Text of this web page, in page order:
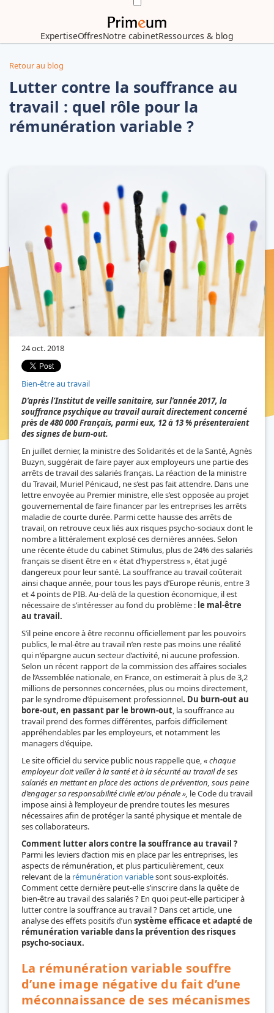
ExpertiseOffresNotre cabinetRessources & blog
Retour au blog
Lutter contre la souffrance au
travail : quel rôle pour la
rémunération variable ?
24 oct. 2018
Bien-être au travail
D’après l’Institut de veille sanitaire, sur l’année 2017, la
souffrance psychique au travail aurait directement concerné
près de 480 000 Français, parmi eux, 12 à 13 % présenteraient
des signes de burn-out.
En juillet dernier, la ministre des Solidarités et de la Santé, Agnès
Buzyn, suggérait de faire payer aux employeurs une partie des
arrêts de travail des salariés français. La réaction de la ministre
du Travail, Muriel Pénicaud, ne s’est pas fait attendre. Dans une
lettre envoyée au Premier ministre, elle s’est opposée au projet
gouvernemental de faire financer par les entreprises les arrêts
maladie de courte durée. Parmi cette hausse des arrêts de
travail, on retrouve ceux liés aux risques psycho-sociaux dont le
nombre a littéralement explosé ces dernières années. Selon
une récente étude du cabinet Stimulus, plus de 24% des salariés
français se disent être en « état d’hyperstress », état jugé
dangereux pour leur santé. La souffrance au travail coûterait
ainsi chaque année, pour tous les pays d’Europe réunis, entre 3
et 4 points de PIB. Au-delà de la question économique, il est
nécessaire de s’intéresser au fond du problème : le mal-être
au travail.
S’il peine encore à être reconnu officiellement par les pouvoirs
publics, le mal-être au travail n’en reste pas moins une réalité
qui n’épargne aucun secteur d’activité, ni aucune profession.
Selon un récent rapport de la commission des affaires sociales
de l’Assemblée nationale, en France, on estimerait à plus de 3,2
millions de personnes concernées, plus ou moins directement,
par le syndrome d’épuisement professionnel. Du burn-out au
bore-out, en passant par le brown-out, la souffrance au
travail prend des formes différentes, parfois difficilement
appréhendables par les employeurs, et notamment les
managers d’équipe.
Le site officiel du service public nous rappelle que,« chaque
employeur doit veiller à la santé et à la sécurité au travail de ses
salariés en mettant en place des actions de prévention, sous peine
d’engager sa responsabilité civile et/ou pénale », le Code du travail
impose ainsi à l’employeur de prendre toutes les mesures
nécessaires afin de protéger la santé physique et mentale de
ses collaborateurs.
Comment lutter alors contre la souffrance au travail ?
Parmi les leviers d’action mis en place par les entreprises, les
aspects de rémunération, et plus particulièrement, ceux
relevant de la rémunération variablesont sous-exploités.
Comment cette dernière peut-elle s’inscrire dans la quête de
bien-être au travail des salariés ? En quoi peut-elle participer à
lutter contre la souffrance au travail ? Dans cet article, une
analyse des effets positifs d’un système efficace et adapté de
rémunération variable dans la prévention des risques
psycho-sociaux.
La rémunération variable souffre
d’une image négative du fait d’une
méconnaissance de ses mécanismes